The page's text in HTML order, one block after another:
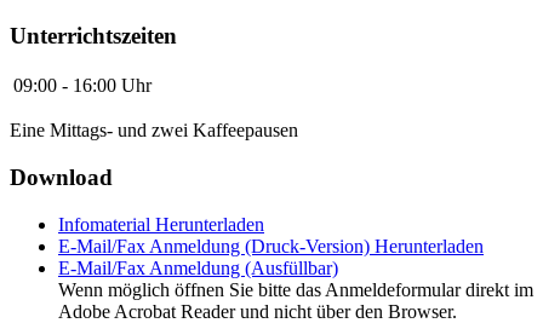
Unterrichtszeiten
09:00 - 16:00 Uhr
Eine Mittags- und zwei Kaffeepausen
Download
Infomaterial Herunterladen
E-Mail/Fax Anmeldung (Druck-Version) Herunterladen
E-Mail/Fax Anmeldung (Ausfüllbar)
Wenn möglich öffnen Sie bitte das Anmeldeformular direkt im
Adobe Acrobat Reader und nicht über den Browser.